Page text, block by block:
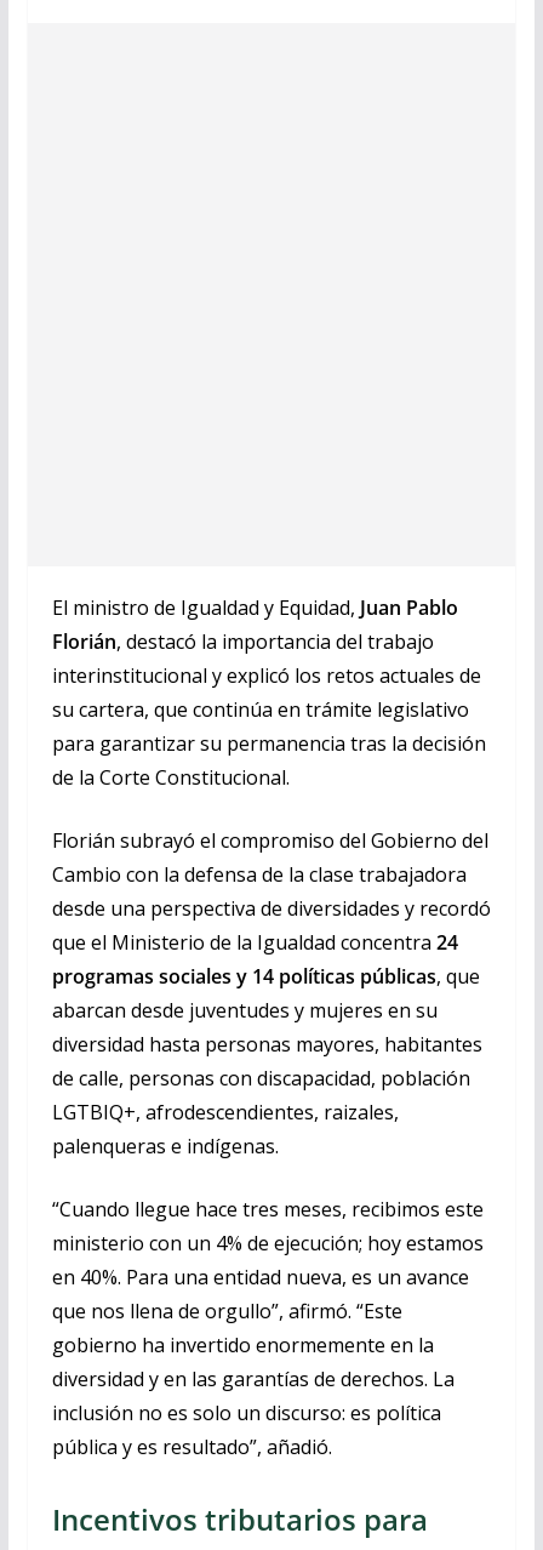
El ministro de Igualdad y Equidad, Juan Pablo
Florián, destacó la importancia del trabajo
interinstitucional y explicó los retos actuales de
su cartera, que continúa en trámite legislativo
para garantizar su permanencia tras la decisión
de la Corte Constitucional.
Florián subrayó el compromiso del Gobierno del
Cambio con la defensa de la clase trabajadora
desde una perspectiva de diversidades y recordó
que el Ministerio de la Igualdad concentra 24
programas sociales y 14 políticas públicas, que
abarcan desde juventudes y mujeres en su
diversidad hasta personas mayores, habitantes
de calle, personas con discapacidad, población
LGTBIQ+, afrodescendientes, raizales,
palenqueras e indígenas.
“Cuando llegue hace tres meses, recibimos este
ministerio con un 4% de ejecución; hoy estamos
en 40%. Para una entidad nueva, es un avance
que nos llena de orgullo”, afirmó. “Este
gobierno ha invertido enormemente en la
diversidad y en las garantías de derechos. La
inclusión no es solo un discurso: es política
pública y es resultado”, añadió.
Incentivos tributarios para